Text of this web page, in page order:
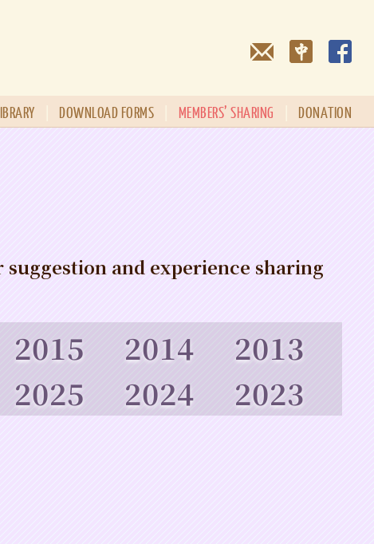
DONATION
MEMBERS’ SHARING
DOWNLOAD FORMS
and experience sharing
2013
2014
2015
2023
2024
2025